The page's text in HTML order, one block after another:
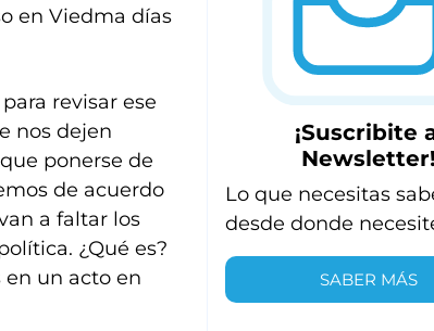
en Viedma días
revisar ese
nos dejen
ponerse de
de acuerdo
a faltar los
¿Qué es?
en un acto en
¡Suscribite
Newsletter!
Lo que necesitas
desde donde
SABER MÁS